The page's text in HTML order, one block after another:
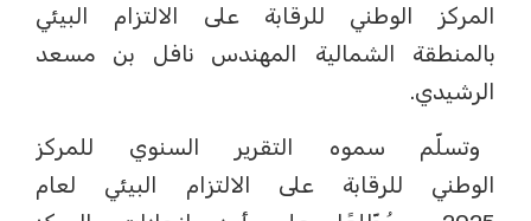
المركز الوطني للرقابة على الالتزام البيئي
بالمنطقة الشمالية المهندس نافل بن مسعد
الرشيدي.
وتسلّم سموه التقرير السنوي للمركز
الوطني للرقابة على الالتزام البيئي لعام